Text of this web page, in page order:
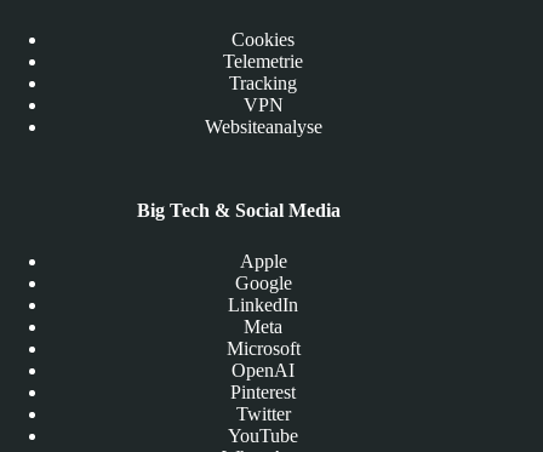
Cookies
Telemetrie
Tracking
VPN
Websiteanalyse
Big Tech & Social Media
Apple
Google
LinkedIn
Meta
Microsoft
OpenAI
Pinterest
Twitter
YouTube